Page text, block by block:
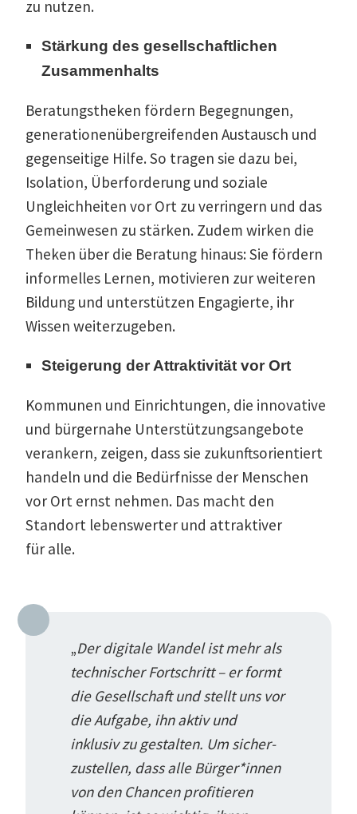
zu nutzen.
Stärkung des gesell­schaft­lichen
Zusammenhalts
Beratungs­theken fördern Begeg­nungen,
genera­tio­nen­über­grei­fenden Austausch und
gegen­seitige Hilfe. So tragen sie dazu bei,
Isolation, Überfor­derung und soziale
Ungleich­heiten vor Ort zu verringern und das
Gemein­wesen zu stärken. Zudem wirken die
Theken über die Beratung hinaus: Sie fördern
infor­melles Lernen, motivieren zur weiteren
Bildung und unter­stützen Engagierte, ihr
Wissen weiterzugeben.
Steigerung der Attrak­ti­vität vor Ort
Kommunen und Einrich­tungen, die innovative
und bürgernahe Unter­stüt­zungs­an­gebote
verankern, zeigen, dass sie zukunfts­ori­en­tiert
handeln und die Bedürf­nisse der Menschen
vor Ort ernst nehmen. Das macht den
Standort lebens­werter und attrak­tiver
für alle.
„Der digitale Wandel ist mehr als
techni­scher Fortschritt – er formt
die Gesell­schaft und stellt uns vor
die Aufgabe, ihn aktiv und
inklusiv zu gestalten. Um sicher­
zu­stellen, dass alle Bürger*innen
von den Chancen profi­tieren